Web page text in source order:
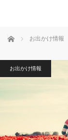
ホーム お出かけ情報
お出かけ情報